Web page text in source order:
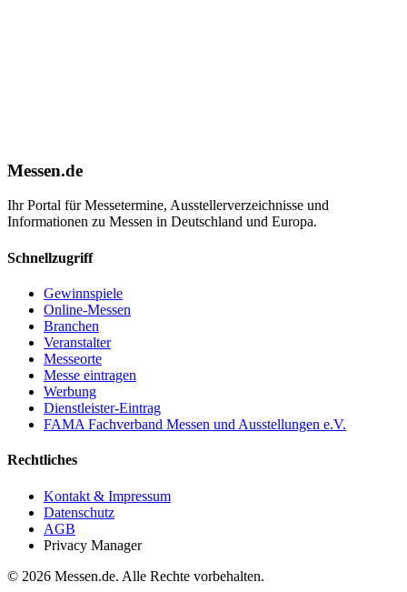
Messen.de
Ihr Portal für Messetermine, Ausstellerverzeichnisse und
Informationen zu Messen in Deutschland und Europa.
Schnellzugriff
Gewinnspiele
Online-Messen
Branchen
Veranstalter
Messeorte
Messe eintragen
Werbung
Dienstleister-Eintrag
FAMA Fachverband Messen und Ausstellungen e.V.
Rechtliches
Kontakt & Impressum
Datenschutz
AGB
Privacy Manager
© 2026 Messen.de. Alle Rechte vorbehalten.